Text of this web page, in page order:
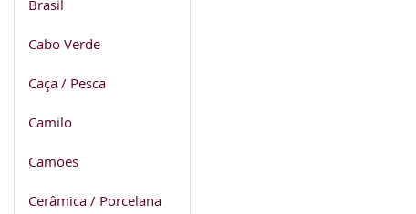
Brasil
Cabo Verde
Caça / Pesca
Camilo
Camões
Cerâmica / Porcelana